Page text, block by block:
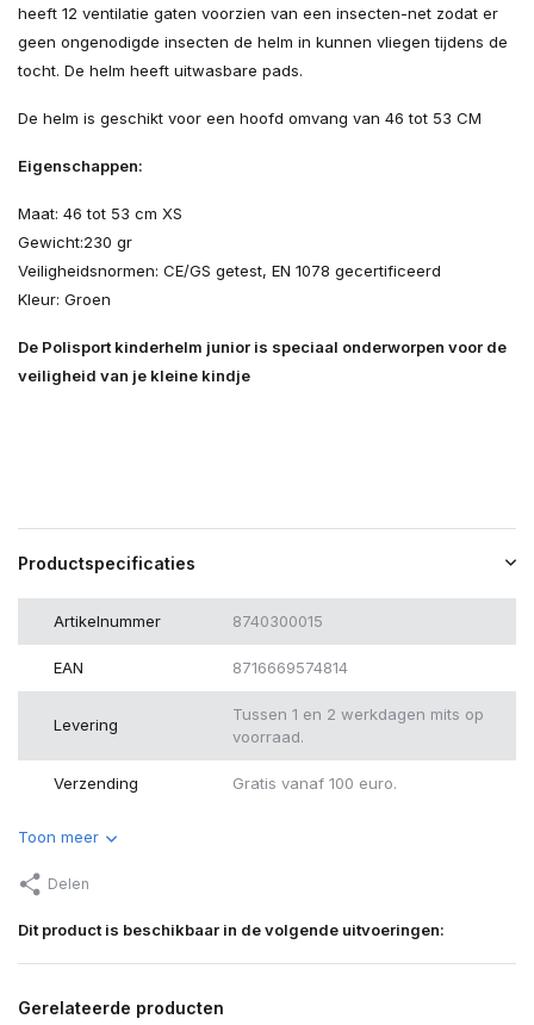
heeft 12 ventilatie gaten voorzien van een insecten-net zodat er
geen ongenodigde insecten de helm in kunnen vliegen tijdens de
tocht. De helm heeft uitwasbare pads.
De helm is geschikt voor een hoofd omvang van 46 tot 53 CM
Eigenschappen:
Maat: 46 tot 53 cm XS
Gewicht:230 gr
Veiligheidsnormen: CE/GS getest, EN 1078 gecertificeerd
Kleur: Groen
De Polisport kinderhelm junior is speciaal onderworpen voor de
veiligheid van je kleine kindje
Productspecificaties
Artikelnummer 8740300015
EAN 8716669574814
Levering
Tussen 1 en 2 werkdagen mits op
voorraad.
Verzending Gratis vanaf 100 euro.
Toon meer
Delen
Dit product is beschikbaar in de volgende uitvoeringen:
Gerelateerde producten